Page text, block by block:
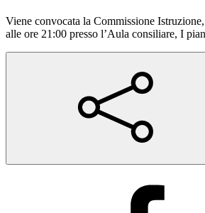
Viene convocata la Commissione
alle ore 21:00 presso l’Aula consiliare, I